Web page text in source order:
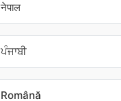
नेपाल
ਪੰਜਾਬੀ
Română